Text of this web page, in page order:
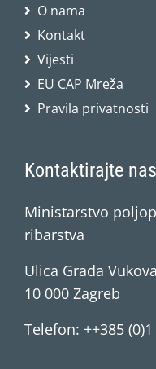
O nama
Kontakt
Vijesti
EU CAP Mreža
Pravila privatnosti
Kontaktirajte nas
Ministarstvo
ribarstva
Ulica Grada
10 000 Zagreb
Telefon: ++385